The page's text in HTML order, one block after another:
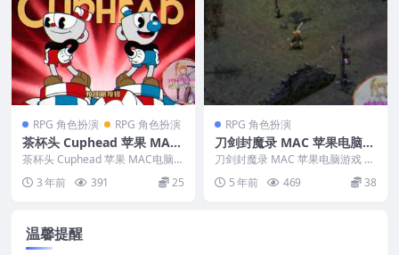
RPG 角色扮演 RPG 角色扮演
茶杯头 Cuphead 苹果 MAC
电脑游戏 原生中文版
茶杯头 Cuphead 苹果 MAC电脑游
3 年前 391 25
RPG 角色扮演
刀剑封魔录 MAC 苹果电脑游
戏 简体中文版 支援10.15 11
12
刀剑封魔录 MAC 苹果电脑游戏 简
体中文版 支援10.15 11 12 游戏
编...5 年前 469 38
温馨提醒